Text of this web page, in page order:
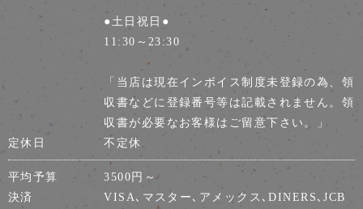
●土日祝日●
11:30～23:30
「当店は現在インボイス制度未登録の為、領
収書などに登録番号等は記載されません。領
収書が必要なお客様はご留意下さい。」
定休日
不定休
平均予算
3500円～
決済
VISA､マスター､アメックス､DINERS､JCB